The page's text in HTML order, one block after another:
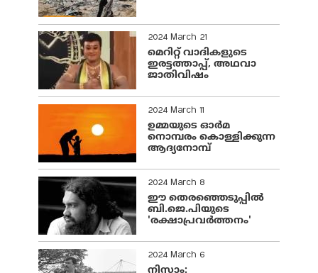
2024 March 21
മെറിറ്റ് വാദികളുടെ
ഇരട്ടത്താപ്പ്, അഥവാ
ജാതിവിഷം
2024 March 11
ഉമ്മയുടെ ഓർമ
നൊമ്പരം കൊള്ളിക്കുന്ന
ആദ്യനോമ്പ്
2024 March 8
ഈ തെരഞ്ഞെടുപ്പില്‍
ബി.ജെ.പിയുടെ
'രക്ഷാപ്രവര്‍ത്തനം'
2024 March 6
നിസാം: